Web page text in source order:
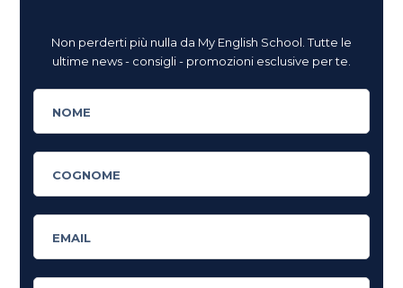
Non perderti più nulla da My English School. Tutte le
ultime news - consigli - promozioni esclusive per te.